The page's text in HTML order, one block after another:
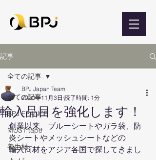
記事
全ての記事
BPJ FRANCE
MUST tape
養生材
全ての記事
輸入品目を強化します！
BPJ Japan Team
2020年11月3日 読了時間: 1分
創業以来、ブルーシートやガラ袋、防
炎シートやメッシュシートなどの
輸入商材をアジア各国で探してきまし